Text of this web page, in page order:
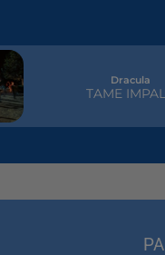
Dracula
TAME